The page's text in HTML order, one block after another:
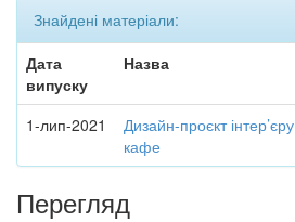
Знайдені матеріали:
Дата
випуску
Назва
1-лип-2021
Дизайн-проєкт інтер’єру
кафе
Перегляд